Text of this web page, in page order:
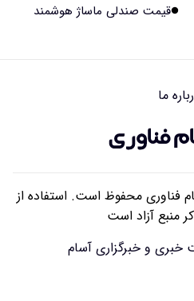
بر چشم‌ها!
قیمت صندلی ماساژ هوشمند
ما
فناوری محفوظ است. استفاده از
منبع آزاد است
و خبرگزاری آسام